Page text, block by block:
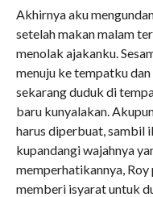
Akhirnya aku
setelah makan malam
menolak ajakanku.
menuju ke tempatku
sekarang duduk di
baru kunyalakan.
harus diperbuat, sambil
kupandangi wajahnya
memperhatikannya, Roy
memberi isyarat untuk